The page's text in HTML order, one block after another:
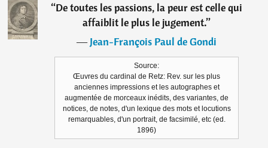
“De toutes les passions, la peur est celle qui
affaiblit le plus le jugement.”
―Jean-François Paul de Gondi
Source:
Œuvres du cardinal de Retz: Rev. sur les plus
anciennes impressions et les autographes et
augmentée de morceaux inédits, des variantes, de
notices, de notes, d'un lexique des mots et locutions
remarquables, d'un portrait, de facsimilé, etc (ed.
1896)